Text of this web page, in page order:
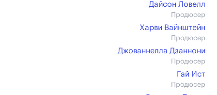
Дайсон Ловелл
Продюсер
Харви Вайнштейн
Продюсер
Джованнелла Дзаннони
Продюсер
Гай Ист
Продюсер